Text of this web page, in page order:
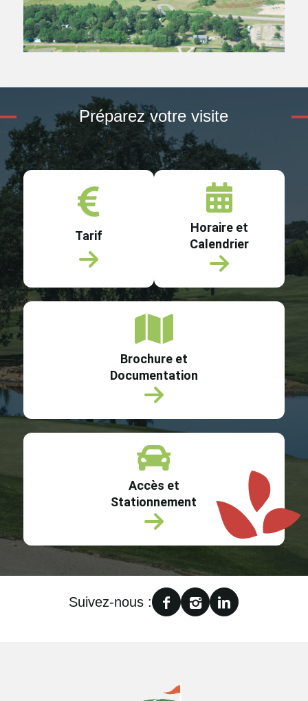
Préparez votre visite
Tarif
Horaire et
Calendrier
Brochure et
Documentation
Accès et
Stationnement
Suivez-nous :